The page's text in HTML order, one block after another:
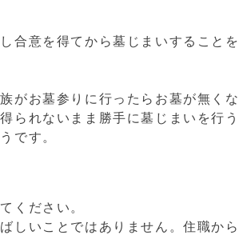
合意を得てから墓じまいすることを
がお墓参りに行ったら お墓が無くな
られないまま勝手に墓じまいを行う
です。
ください。
しいことではありません。住職から